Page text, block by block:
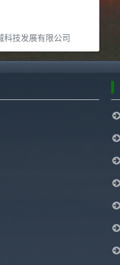
科技发展有限公司